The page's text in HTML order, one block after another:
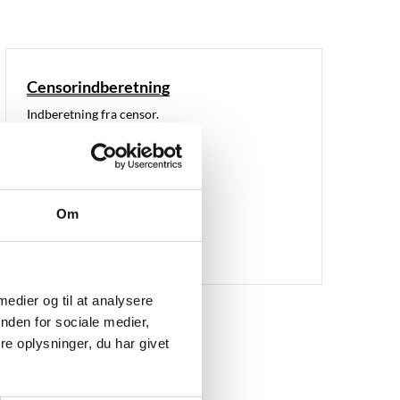
Om
og til at analysere
for sociale medier,
oplysninger, du har givet
Censorindberetning
Indberetning fra censor.